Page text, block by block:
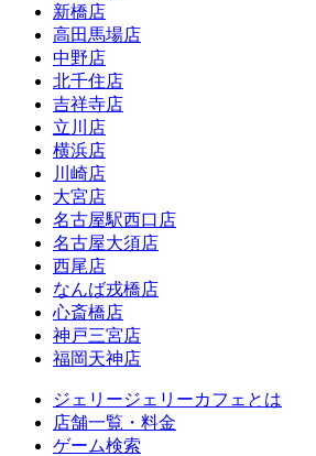
新橋店
高田馬場店
中野店
北千住店
吉祥寺店
立川店
横浜店
川崎店
大宮店
名古屋駅西口店
名古屋大須店
西尾店
なんば戎橋店
心斎橋店
神戸三宮店
福岡天神店
ジェリージェリーカフェとは
店舗一覧・料金
ゲーム検索